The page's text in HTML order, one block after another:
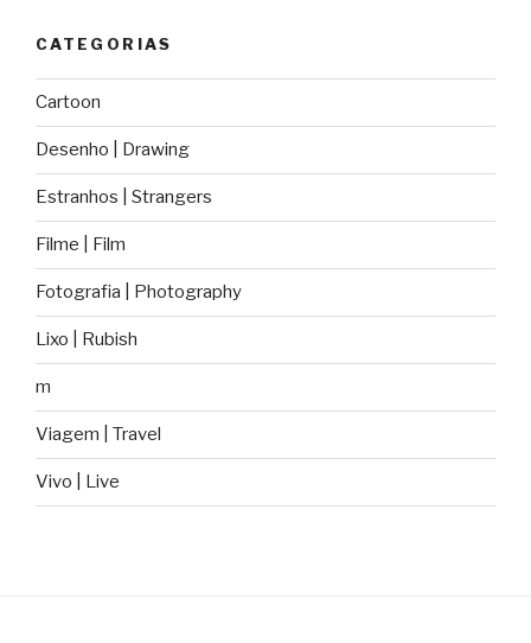
CATEGORIAS
Cartoon
Desenho | Drawing
Estranhos | Strangers
Filme | Film
Fotografia | Photography
Lixo | Rubish
m
Viagem | Travel
Vivo | Live